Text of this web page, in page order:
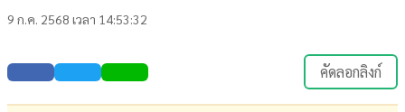
9 ก.ค. 2568 เวลา 14:53:32
คัดลอกลิงก์
บันเทิง
ตรวจ
หวย